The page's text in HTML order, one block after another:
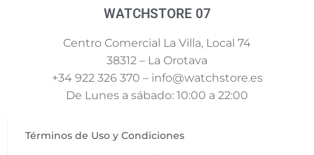
WATCHSTORE 07
Centro Comercial La Villa, Local 74
38312 – La Orotava
+34 922 326 370 – info@watchstore.es
De Lunes a sábado: 10:00 a 22:00
Términos de Uso y Condiciones